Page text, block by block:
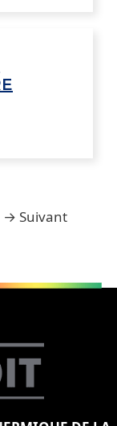
→ Suivant